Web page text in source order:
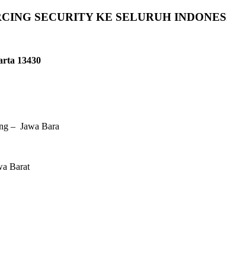
SECURITY KE SELURUH
13430
– Jawa Bara
Barat